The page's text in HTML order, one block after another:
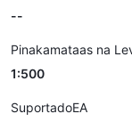
--
Pinakamataas na
1:500
SuportadoEA